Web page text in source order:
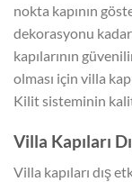
nokta kapının
dekorasyonu
kapılarının
olması için villa
Kilit sisteminin
Villa Kapıları
Villa kapıları dış